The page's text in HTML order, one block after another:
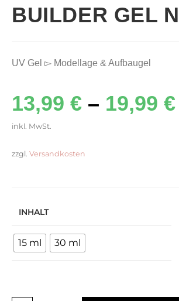
BUILDER GEL
UV Gel ▻ Modellage & Aufbaugel
13,99 € – 19,99 €
inkl. MwSt.
zzgl. Versandkosten
INHALT
15 ml 30 ml